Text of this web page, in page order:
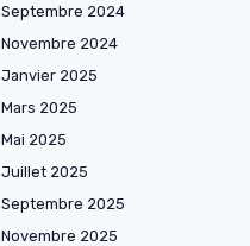
Septembre 2024
Novembre 2024
Janvier 2025
Mars 2025
Mai 2025
Juillet 2025
Septembre 2025
Novembre 2025